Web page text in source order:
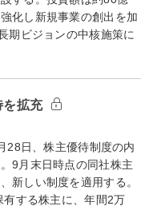
化し新規事業の創出を加
期ビジョンの中核施策に
を拡充
28日、株主優待制度の内
9月末日時点の同社株主
新しい制度を適用する。
する株主に、年間2万